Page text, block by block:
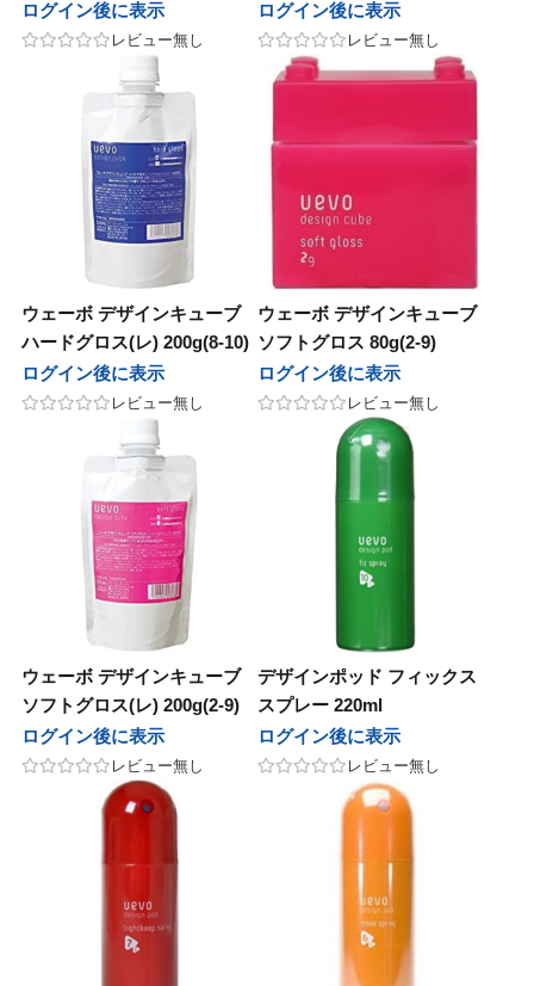
ログイン後に表示
レビュー無し
ログイン後に表示
レビュー無し
ウェーボ デザインキューブ
ハードグロス(レ) 200g(8-10)
ログイン後に表示
レビュー無し
ウェーボ デザインキューブ
ソフトグロス 80g(2-9)
ログイン後に表示
レビュー無し
ウェーボ デザインキューブ
ソフトグロス(レ) 200g(2-9)
ログイン後に表示
レビュー無し
デザインポッド フィックス
スプレー 220ml
ログイン後に表示
レビュー無し